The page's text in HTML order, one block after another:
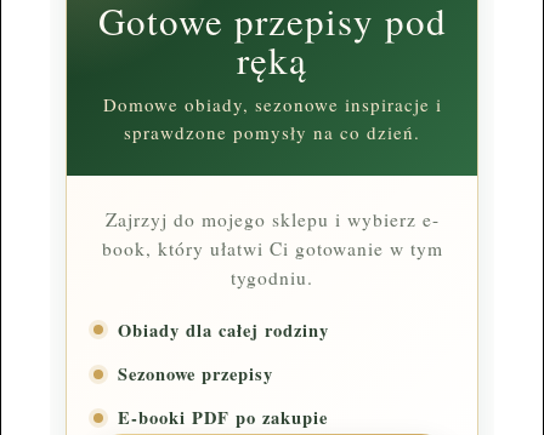
Gotowe przepisy pod
ręką
Domowe obiady, sezonowe inspiracje i
sprawdzone pomysły na co dzień.
Zajrzyj do mojego sklepu i wybierz e-
book, który ułatwi Ci gotowanie w tym
tygodniu.
Obiady dla całej rodziny
Sezonowe przepisy
E-booki PDF po zakupie